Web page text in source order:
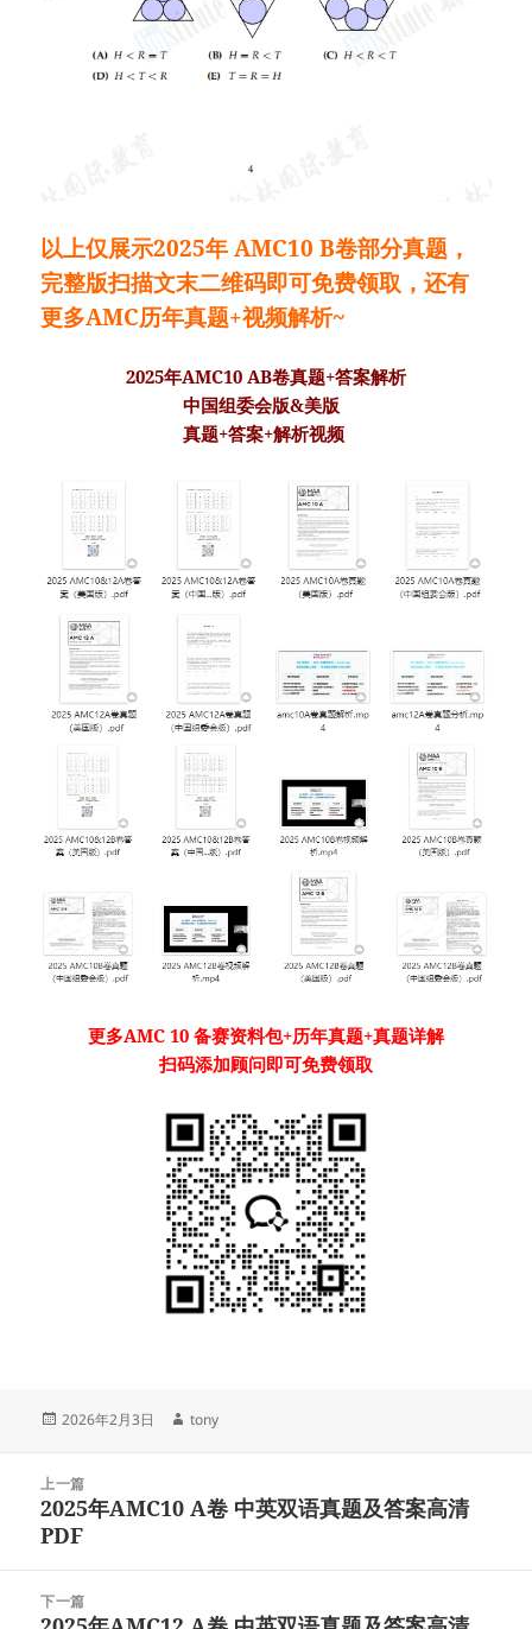
以上仅展示2025年 AMC10 B卷部分真题，
完整版扫描文末二维码即可免费领取，还有
更多AMC历年真题+视频解析~
2025年AMC10 AB卷真题+答案解析
中国组委会版&美版
真题+答案+解析视频
更多AMC 10 备赛资料包+历年真题+真题详解
扫码添加顾问即可免费领取
发
2026年2月3日
作
tony
上一篇
上
篇
章：
2025年AMC10 A卷 中英双语真题及答案高清
PDF
下一篇